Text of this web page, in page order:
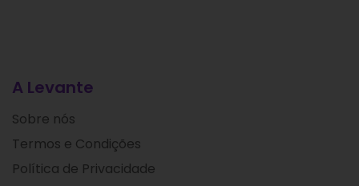
A Levante
Sobre nós
Termos e Condições
Política de Privacidade